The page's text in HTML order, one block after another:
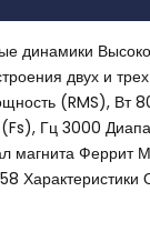
двух и
(RMS), Вт
(Fs), Гц 3000
Феррит